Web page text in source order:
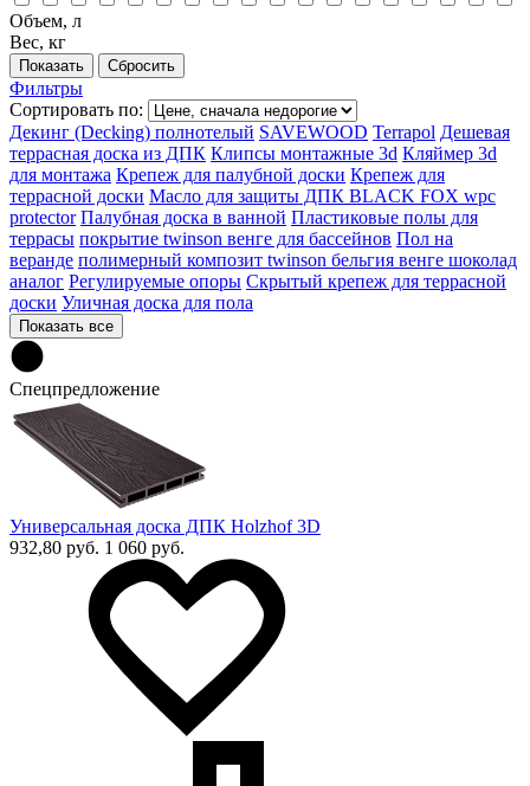
Объем, л
Вес, кг
Фильтры
Сортировать по:
Декинг (Decking) полнотелый SAVEWOOD Terrapol Дешевая
террасная доска из ДПК Клипсы монтажные 3d Кляймер 3d
для монтажа Крепеж для палубной доски Крепеж для
террасной доски Масло для защиты ДПК BLACK FOX wpc
protector Палубная доска в ванной Пластиковые полы для
террасы покрытие twinson венге для бассейнов Пол на
веранде полимерный композит twinson бельгия венге шоколад
аналог Регулируемые опоры Скрытый крепеж для террасной
доски Уличная доска для пола
Показать все
Спецпредложение
Универсальная доска ДПК Holzhof 3D
932,80 руб. 1 060 руб.